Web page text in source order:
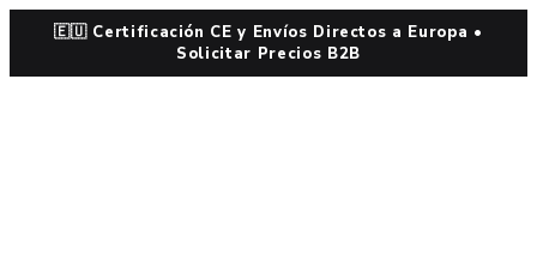
🇪🇺 Certificación CE y Envíos Directos a Europa •
Solicitar Precios B2B